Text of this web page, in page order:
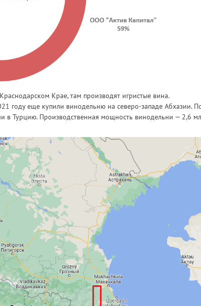
Крае, там производят игристые вина.
году еще купили винодельню на северо-западе Абхазии.
в Турцию. Производственная мощность винодельни — 2,6